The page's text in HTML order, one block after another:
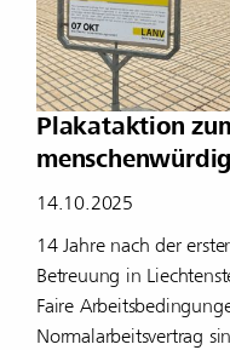
Plakataktion
14.10.2025
14 Jahre nach der
Betreuung in
Faire
Normalarbeitsvertrag